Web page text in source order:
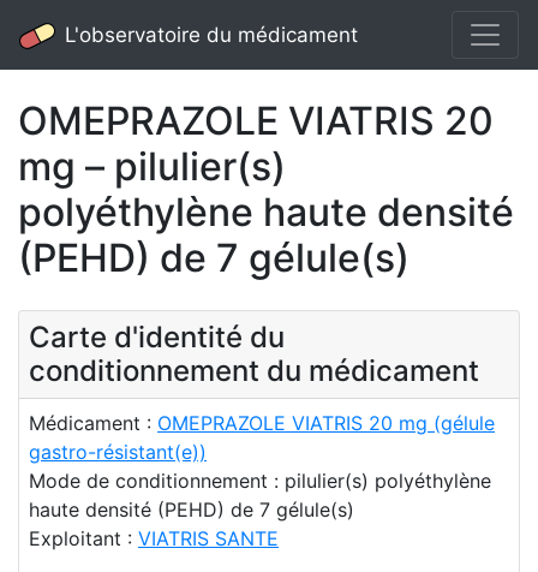
L'observatoire du médicament
OMEPRAZOLE VIATRIS 20
mg – pilulier(s)
polyéthylène haute densité
(PEHD) de 7 gélule(s)
Carte d'identité du
conditionnement du médicament
Médicament : OMEPRAZOLE VIATRIS 20 mg (gélule
gastro-résistant(e))
Mode de conditionnement : pilulier(s) polyéthylène
haute densité (PEHD) de 7 gélule(s)
Exploitant : VIATRIS SANTE